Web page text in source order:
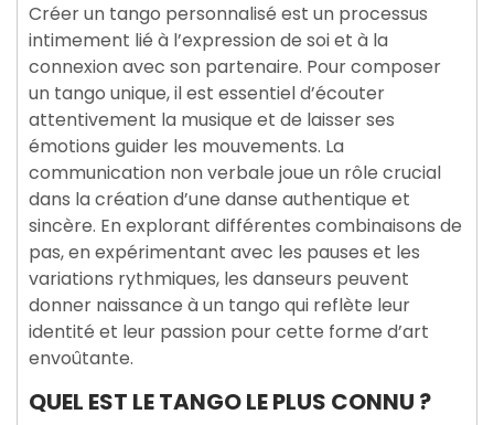
Créer un tango personnalisé est un processus
intimement lié à l’expression de soi et à la
connexion avec son partenaire. Pour composer
un tango unique, il est essentiel d’écouter
attentivement la musique et de laisser ses
émotions guider les mouvements. La
communication non verbale joue un rôle crucial
dans la création d’une danse authentique et
sincère. En explorant différentes combinaisons de
pas, en expérimentant avec les pauses et les
variations rythmiques, les danseurs peuvent
donner naissance à un tango qui reflète leur
identité et leur passion pour cette forme d’art
envoûtante.
QUEL EST LE TANGO LE PLUS CONNU ?